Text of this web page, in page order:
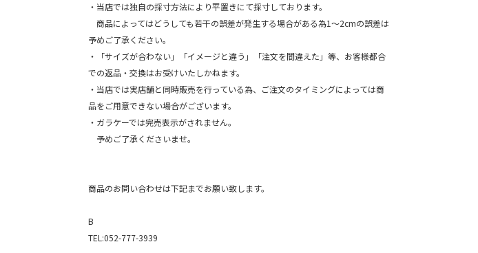
・当店では独自の採寸方法により平置きにて採寸しております。
商品によってはどうしても若干の誤差が発生する場合がある為1～2cmの誤差は
予めご了承ください。
・「サイズが合わない」「イメージと違う」「注文を間違えた」等、お客様都合
での返品・交換はお受けいたしかねます。
・当店では実店舗と同時販売を行っている為、ご注文のタイミングによっては商
品をご用意できない場合がございます。
・ガラケーでは完売表示がされません。
予めご了承くださいませ。
商品のお問い合わせは下記までお願い致します。
B
TEL:052-777-3939